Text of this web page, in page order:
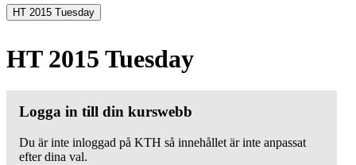
HT 2015 Tuesday
HT 2015 Tuesday
Logga in till din kurswebb
Du är inte inloggad på KTH så innehållet är inte anpassat
efter dina val.